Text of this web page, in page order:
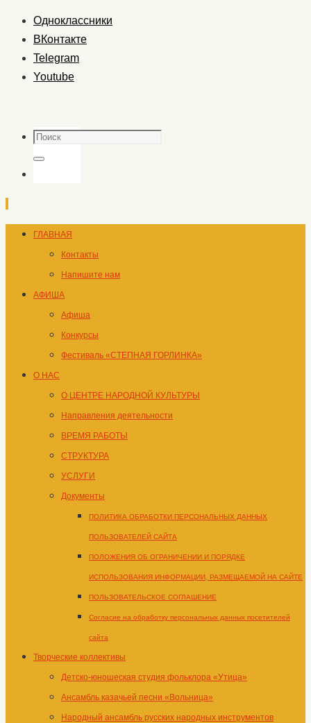
Одноклассники
ВКонтакте
Telegram
Youtube
Поиск
Поиск
Перейти
содержимому
ГЛАВНАЯ
Контакты
Напишите нам
АФИША
Афиша
Конкурсы
Фестиваль «СТЕПНАЯ ГОРЛИНКА»
О НАС
О ЦЕНТРЕ НАРОДНОЙ КУЛЬТУРЫ
Направления деятельности
ВРЕМЯ РАБОТЫ
СТРУКТУРА
УСЛУГИ
Документы
ПОЛИТИКА ОБРАБОТКИ ПЕРСОНАЛЬНЫХ ДАННЫХ
ПОЛЬЗОВАТЕЛЕЙ САЙТА
ПОЛОЖЕНИЯ ОБ ОГРАНИЧЕНИИ И ПОРЯДКЕ
ИСПОЛЬЗОВАНИЯ ИНФОРМАЦИИ, РАЗМЕЩАЕМОЙ НА САЙТЕ
ПОЛЬЗОВАТЕЛЬСКОЕ СОГЛАШЕНИЕ
Согласие на обработку персональных данных посетителей
сайта
Творческие коллективы
Детско-юношеская студия фольклора «Утица»
Ансамбль казачьей песни «Вольница»
Народный ансамбль русских народных инструментов